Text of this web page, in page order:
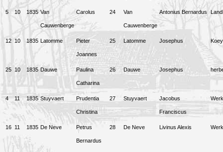
5 10 1835 Van
Cauwenberge
Carolus 24 Van
Cauwenberge
Antonius Bernardus
12 10 1835 Latomme Pieter
Joannes
25 Latomme Josephus
25 10 1835 Dauwe Paulina
Catharina
26 Dauwe Josephus
4 11 1835 Stuyvaert Prudentia
Christina
27 Stuyvaert Jacobus
Franciscus
16 11 1835 De Neve Petrus
Bernardus
28 De Neve Livinus Alexis